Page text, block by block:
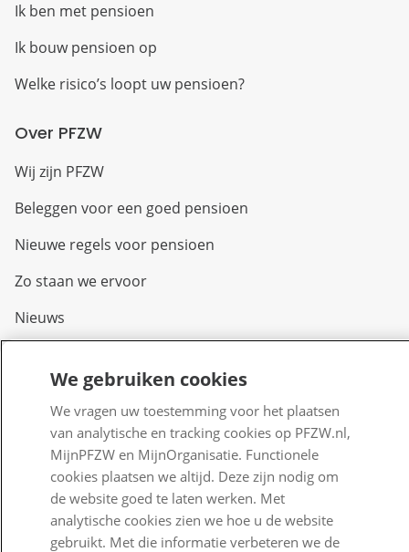
Ik ben met pensioen
Ik bouw pensioen op
Welke risico’s loopt uw pensioen?
Over PFZW
Wij zijn PFZW
Beleggen voor een goed pensioen
Nieuwe regels voor pensioen
Zo staan we ervoor
Nieuws
PFZW Dichtbij
Werken bij PFZW
Responsible disclosure
Digitale toegankelijkheid
Goed Bezig
We gebruiken cookies
We vragen uw toestemming voor het plaatsen
van analytische en tracking cookies op PFZW.nl,
MijnPFZW en MijnOrganisatie. Functionele
cookies plaatsen we altijd. Deze zijn nodig om
de website goed te laten werken. Met
analytische cookies zien we hoe u de website
gebruikt. Met die informatie verbeteren we de